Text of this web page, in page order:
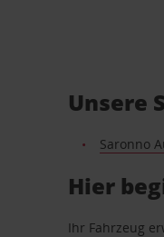
Unsere
Saronno
Hier
Ihr Fahrzeug